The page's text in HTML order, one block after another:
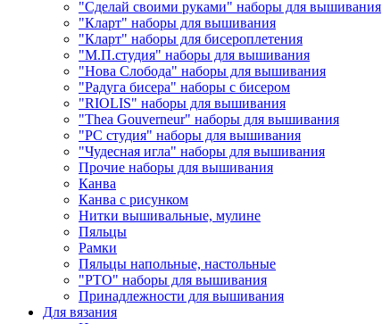
"Сделай своими руками" наборы для вышивания
"Кларт" наборы для вышивания
"Кларт" наборы для бисероплетения
"М.П.студия" наборы для вышивания
"Нова Слобода" наборы для вышивания
"Радуга бисера" наборы с бисером
"RIOLIS" наборы для вышивания
"Thea Gouverneur" наборы для вышивания
"РС студия" наборы для вышивания
"Чудесная игла" наборы для вышивания
Прочие наборы для вышивания
Канва
Канва с рисунком
Нитки вышивальные, мулине
Пяльцы
Рамки
Пяльцы напольные, настольные
"РТО" наборы для вышивания
Принадлежности для вышивания
Для вязания